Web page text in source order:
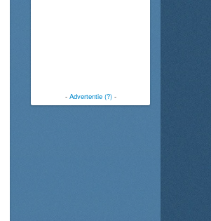
- Advertentie (?)-